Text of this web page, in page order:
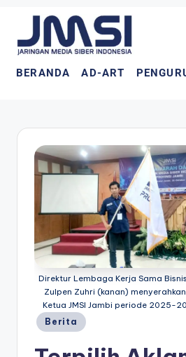
BERANDA AD-ART
Direktur Lembaga Kerja Sama
Zulpen Zuhri (kanan)
Ketua JMSI Jambi periode 2025-
Berita